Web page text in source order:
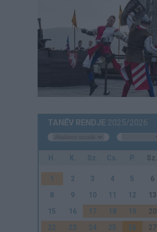
TANÉV RENDJE 2025/2026
H. K. Sz. Cs. P. Sz.
1 2 3 4 5 6
8
9 10 11 12 13
15
16 17 18 19 20
22
23 24 25 26 27